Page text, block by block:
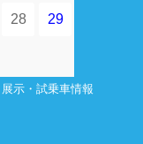
28 29
展示・試乗車情報